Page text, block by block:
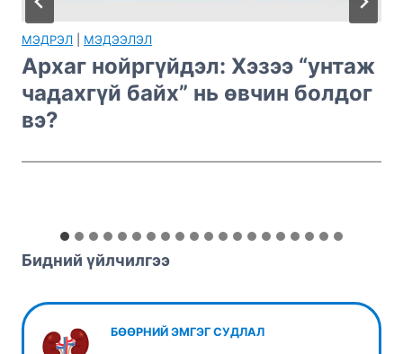
БӨӨР МЭДЭЭЛЭЛ
Шээсэнд цус илрэх нь ямар
аюултай вэ? Шалтгаан,
оношилгоо ба анхаарах шинж
Бидний үйлчилгээ
БӨӨРНИЙ ЭМГЭГ СУДЛАЛ